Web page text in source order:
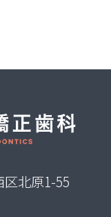
区北原1-55